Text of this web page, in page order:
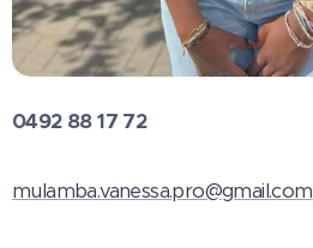
0492 88 17 72
mulamba.vanessa.pro@gmail.com